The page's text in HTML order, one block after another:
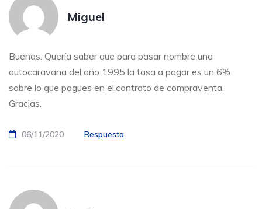
Miguel
Buenas. Quería saber que para pasar nombre una
autocaravana del año 1995 la tasa a pagar es un 6%
sobre lo que pagues en el.contrato de compraventa.
Gracias.
06/11/2020 Respuesta